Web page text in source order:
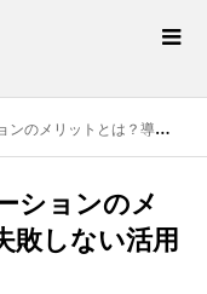
は？導入効果と失敗しない活用法
ションのメ
敗しない活用